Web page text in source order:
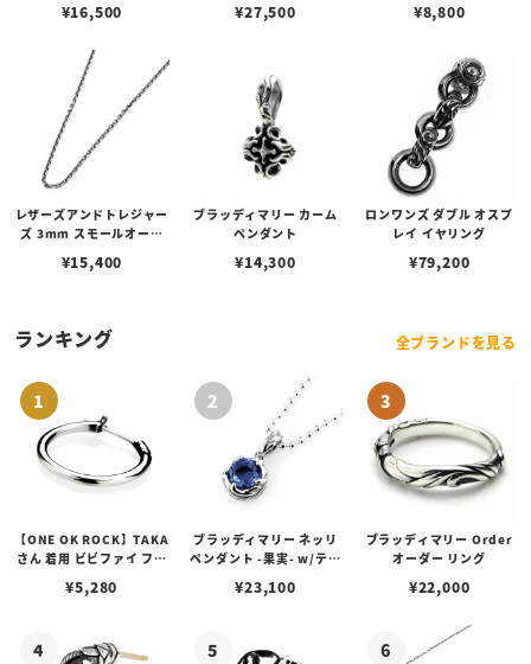
¥16,500 ¥27,500 ¥8,800
レザーズアンドトレジャー
ズ 3mm スモールオーバ
ブスタークラスプ＆LTロ
¥15,400
ブラッディマリー カーム
ペンダント
¥14,300
ロンワンズ ダブル オスプ
レイ イヤリング
¥79,200
ランキング 全ブランドを見る
【ONE OK ROCK】TAKA
さん 着用 ビビファイ フー
¥5,280
ブラッディマリー ネッリ
ペンダント -果実- w/ティ
¥23,100
ブラッディマリー Order
オーダー リング
¥22,000